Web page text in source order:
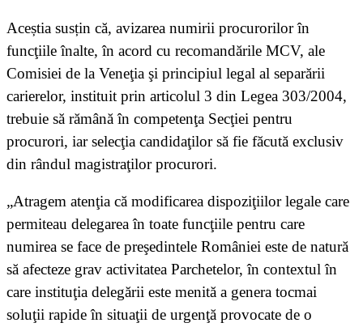
Aceștia susțin că, avizarea numirii procurorilor în
funcţiile înalte, în acord cu recomandările MCV, ale
Comisiei de la Veneţia şi principiul legal al separării
carierelor, instituit prin articolul 3 din Legea 303/2004,
trebuie să rămână în competenţa Secţiei pentru
procurori, iar selecţia candidaţilor să fie făcută exclusiv
din rândul magistraţilor procurori.
„Atragem atenţia că modificarea dispoziţiilor legale care
permiteau delegarea în toate funcţiile pentru care
numirea se face de preşedintele României este de natură
să afecteze grav activitatea Parchetelor, în contextul în
care instituţia delegării este menită a genera tocmai
soluţii rapide în situaţii de urgenţă provocate de o